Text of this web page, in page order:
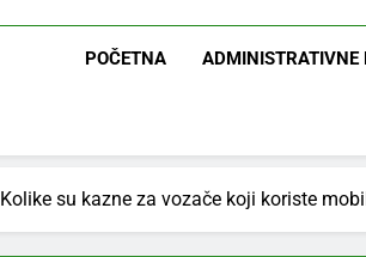
POČETNA ADMINISTRATIVNE
Kolike su kazne za vozače koji koriste